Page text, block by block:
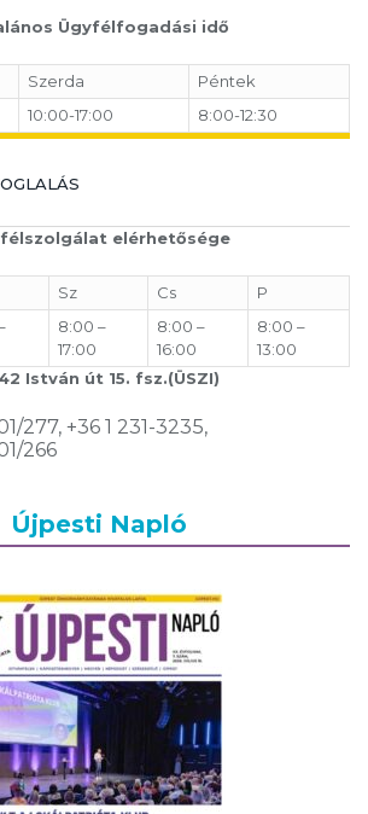
Ügyfélfogadási idő
Szerda
Péntek
10:00-17:00 8:00-12:30
elérhetősége
Sz Cs
P
8:00 –
17:00
8:00 –
16:00
8:00 –
13:00
István út 15. fsz.(ÜSZI)
277, +36 1 231-3235,
266
Újpesti Napló